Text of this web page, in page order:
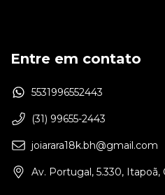
Entre em contato
5531996552443
(31) 99655-2443
joiarara18k.bh@gmail.com
Av. Portugal, 5.330, Itapoã,